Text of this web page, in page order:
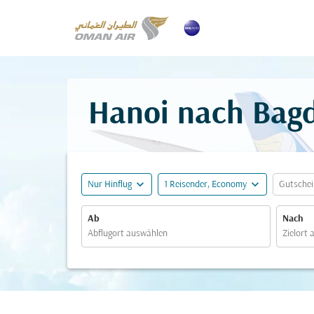
Hanoi nach
Nur Hinflug expand_more 1 Reisender, Economy expand_more
Ab Nach